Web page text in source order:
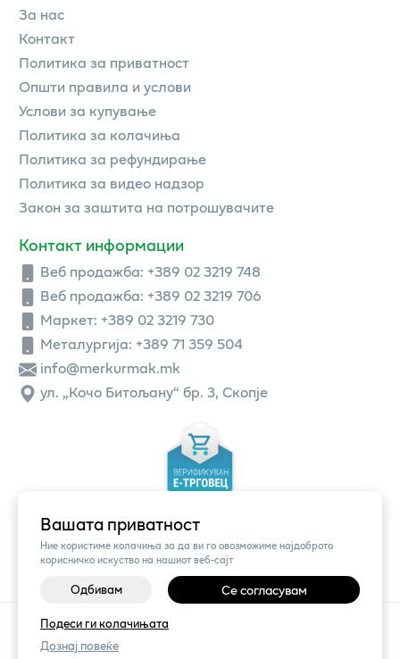
Вашата приватност
Ние користиме колачиња за да ви го овозможиме најдоброто
корисничко искуство на нашиот веб-сајт
Одбивам Се согласувам
Подеси ги колачињата
Дознај повеќе
За нас
Контакт
Политика за приватност
Општи правила и услови
Услови за купување
Политика за колачиња
Политика за рефундирање
Политика за видео надзор
Закон за заштита на потрошувачите
Контакт информации
Веб продажба: +389 02 3219 748
Веб продажба: +389 02 3219 706
Маркет: +389 02 3219 730
Металургија: +389 71 359 504
info@merkurmak.mk
ул. „Кочо Битољану“ бр. 3, Скопје
©2026
Поставки за колачиња